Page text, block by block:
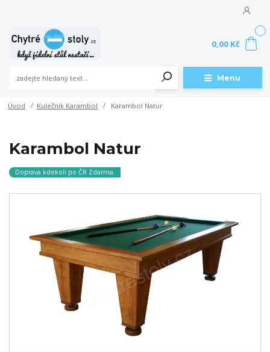
Menu
0,00 Kč
Úvod Kulečník Karambol Karambol Natur
Karambol Natur
Doprava kdekoli po ČR Zdarma.